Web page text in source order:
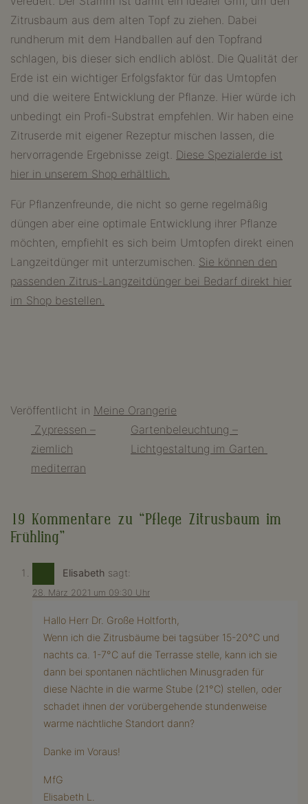
Zitrusbaum aus dem alten Topf zu ziehen. Dabei
rundherum mit dem Handballen auf den Topfrand
schlagen, bis dieser sich endlich ablöst. Die Qualität der
Erde ist ein wichtiger Erfolgsfaktor für das Umtopfen
und die weitere Entwicklung der Pflanze. Hier würde ich
unbedingt ein Profi-Substrat empfehlen. Wir haben eine
Zitruserde mit eigener Rezeptur mischen lassen, die
hervorragende Ergebnisse zeigt. Diese Spezialerde ist
hier in unserem Shop erhältlich.
Für Pflanzenfreunde, die nicht so gerne regelmäßig
düngen aber eine optimale Entwicklung ihrer Pflanze
möchten, empfiehlt es sich beim Umtopfen direkt einen
Langzeitdünger mit unterzumischen. Sie können den
passenden Zitrus-Langzeitdünger bei Bedarf direkt hier
im Shop bestellen.
Veröffentlicht in Meine Orangerie
Beitragsnavigation
Zypressen –
ziemlich
mediterran
Gartenbeleuchtung –
Lichtgestaltung im Garten
19 Kommentare zu “Pflege Zitrusbaum im
Frühling”
Elisabeth sagt:
28. März 2021 um 09:30 Uhr
Hallo Herr Dr. Große Holtforth,
Wenn ich die Zitrusbäume bei tagsüber 15-20°C und
nachts ca. 1-7°C auf die Terrasse stelle, kann ich sie
dann bei spontanen nächtlichen Minusgraden für
diese Nächte in die warme Stube (21°C) stellen, oder
schadet ihnen der vorübergehende stundenweise
warme nächtliche Standort dann?
Danke im Voraus!
MfG
Elisabeth L.